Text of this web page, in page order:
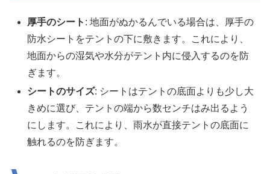
厚手のシート : 地面がぬかるんでいる場合は、厚手の
防水シートをテントの下に敷きます。これにより、
地面からの湿気や水分がテント内に侵入するのを防
ぎます。
シートのサイズ: シートはテントの底面よりも少し大
きめに選び、テントの端から数センチはみ出るよう
にします。これにより、雨水が直接テントの底面に
触れるのを防ぎます。